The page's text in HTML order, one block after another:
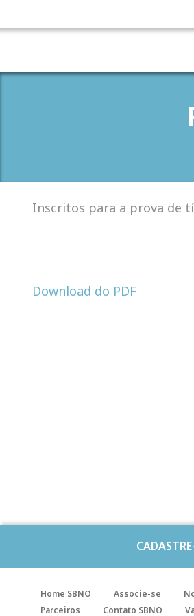
Inscritos para a prova de
Download do PDF
Home SBNO Associe-se
Parceiros
Contato SBNO